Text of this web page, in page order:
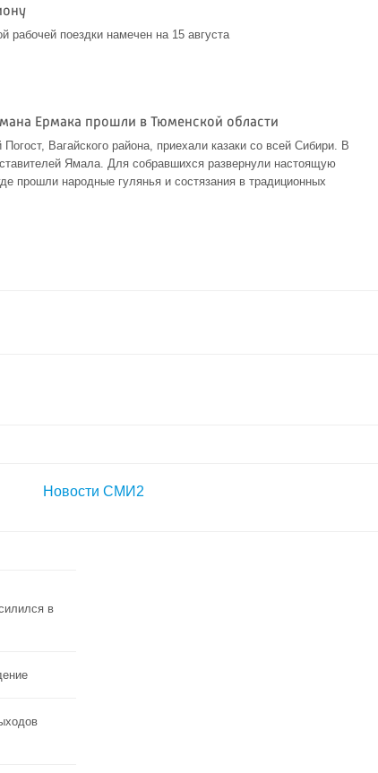
рабочей поездки намечен на 15 августа
Ермака прошли в Тюменской области
Вагайского района, приехали казаки со всей Сибири. В
Ямала. Для собравшихся развернули настоящую
прошли народные гулянья и состязания в традиционных
Новости СМИ2
в